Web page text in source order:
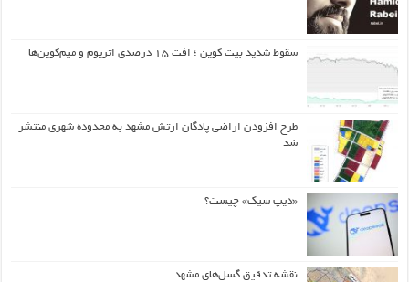
سقوط شدید بیت کوین ؛ افت ۱۵ درصدی اتریوم و میم‌کوین‌ها
طرح افزودن اراضی پادگان ارتش مشهد به محدوده شهری منتشر
شد
«دیپ سیک» چیست؟
نقشه تدقیق گسل‌های مشهد